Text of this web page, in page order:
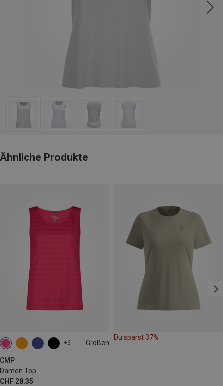
Ähnliche Produkte
+6 Größen
CMP
Damen Top
CHF 28.35
Du sparst 37%